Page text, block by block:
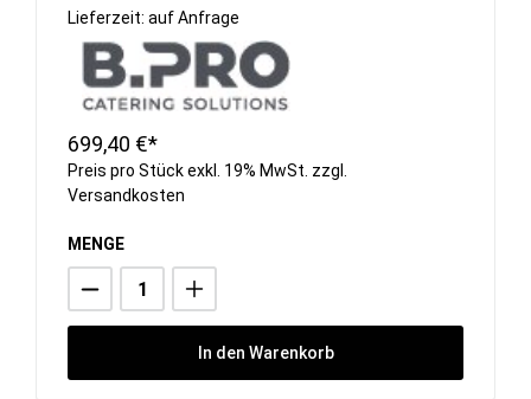
Lieferzeit: auf Anfrage
699,40 €*
Preis pro Stück exkl. 19% MwSt. zzgl.
Versandkosten
MENGE
In den Warenkorb